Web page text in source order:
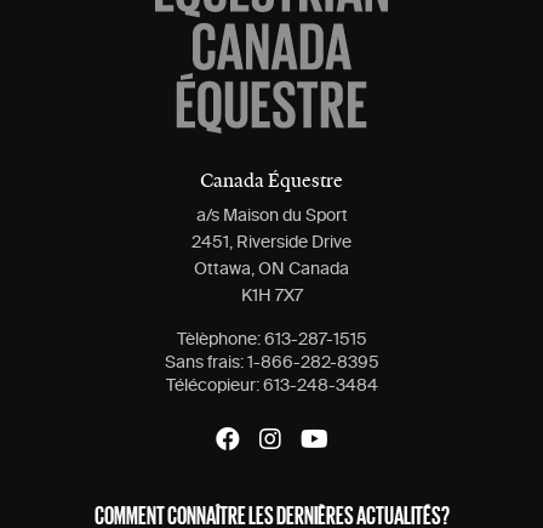
Canada Équestre
a/s Maison du Sport
2451, Riverside Drive
Ottawa, ON Canada
K1H 7X7
Tèlèphone: 613-287-1515
Sans frais: 1-866-282-8395
Télécopieur: 613-248-3484
COMMENT CONNAÎTRE LES DERNIÈRES ACTUALITÉS?